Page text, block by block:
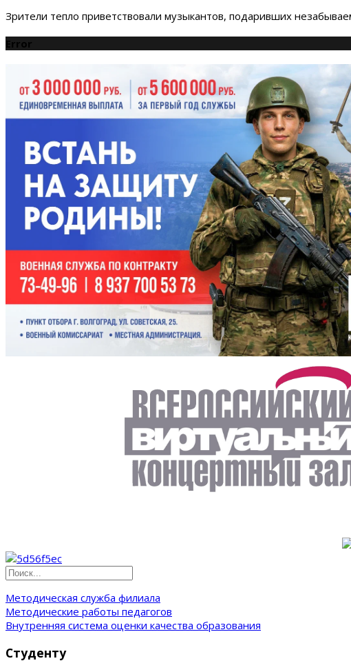
Зрители тепло приветствовали музыкантов, подаривших
Error
Методическая служба филиала
Методические работы педагогов
Внутренняя система оценки качества образования
Студенту